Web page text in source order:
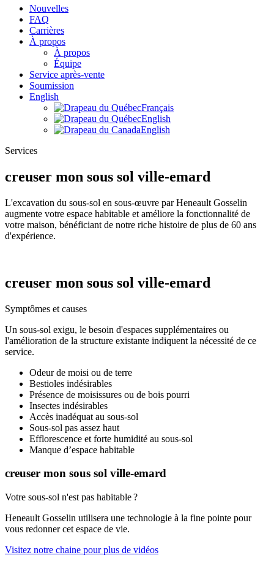
Nouvelles
FAQ
Carrières
À propos
À propos
Équipe
Service après-vente
Soumission
English
Français
English
English
Services
creuser mon sous sol ville-emard
L'excavation du sous-sol en sous-œuvre par Heneault Gosselin
augmente votre espace habitable et améliore la fonctionnalité de
votre maison, bénéficiant de notre riche histoire de plus de 60 ans
d'expérience.
creuser mon sous sol ville-emard
Symptômes et causes
Un sous-sol exigu, le besoin d'espaces supplémentaires ou
l'amélioration de la structure existante indiquent la nécessité de ce
service.
Odeur de moisi ou de terre
Bestioles indésirables
Présence de moisissures ou de bois pourri
Insectes indésirables
Accès inadéquat au sous-sol
Sous-sol pas assez haut
Efflorescence et forte humidité au sous-sol
Manque d’espace habitable
creuser mon sous sol ville-emard
Votre sous-sol n'est pas habitable ?
Heneault Gosselin utilisera une technologie à la fine pointe pour
vous redonner cet espace de vie.
Visitez notre chaine pour plus de vidéos